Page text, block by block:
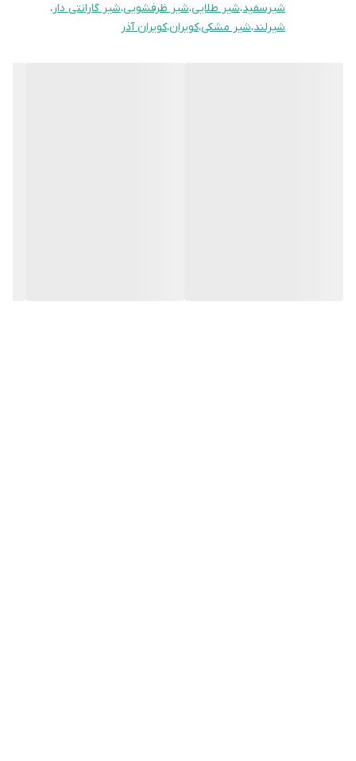
شیرسفید،شیر طلایی،شیر ظرفشویی،شیر گارانتی دار،
شیرلند،شیر مشکی،کویران،کویران آذر